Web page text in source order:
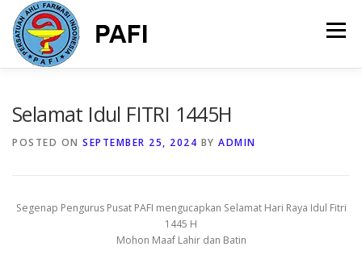
content
Menu
Selamat Idul FITRI 1445H
POSTED ON SEPTEMBER 25, 2024 BY ADMIN
Segenap Pengurus Pusat PAFI mengucapkan Selamat Hari Raya Idul Fitri
1445 H
Mohon Maaf Lahir dan Batin